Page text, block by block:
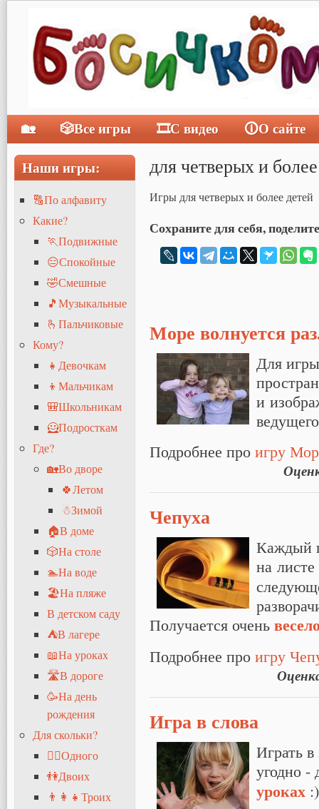
для четверых и
Игры для четверых и более детей
Сохраните для себя,
Море волнуется
Для
и
Подробнее про игру
Чепуха
Каждый
на листе
Получается очень
Подробнее про игру
Игра в слова
Играть
угодно -
уроках :)
Главное меню
🏡 🎲Все игры 🎞С видео
🛈О сайте
Наши игры:
🔠По алфавиту
Какие?
🏃Подвижные
😑Спокойные
🤣Смешные
🎵Музыкальные
🫰Пальчиковые
Кому?
👧Девочкам
👦Мальчикам
🎒Школьникам
🦸Подросткам
Где?
🏡Во дворе
🍀Летом
☃Зимой
🏠В доме
🎲На столе
🏊На воде
🏖На пляже
В детском саду
⛺В лагере
📖На уроках
🛣В дороге
🥳На день
рождения
Для скольки?
🧍‍♂️Одного
👫Двоих
👨‍👩‍👧Троих